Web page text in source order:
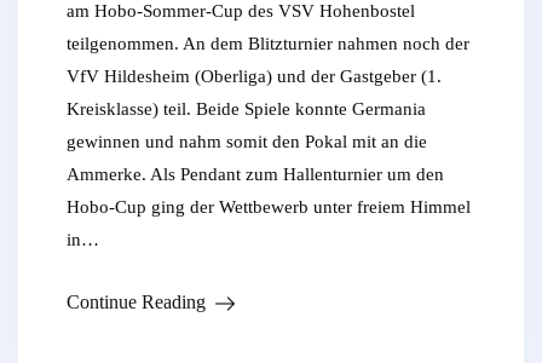
am Hobo-Sommer-Cup des VSV Hohenbostel
teilgenommen. An dem Blitzturnier nahmen noch der
VfV Hildesheim (Oberliga) und der Gastgeber (1.
Kreisklasse) teil. Beide Spiele konnte Germania
gewinnen und nahm somit den Pokal mit an die
Ammerke. Als Pendant zum Hallenturnier um den
Hobo-Cup ging der Wettbewerb unter freiem Himmel
in…
Continue Reading